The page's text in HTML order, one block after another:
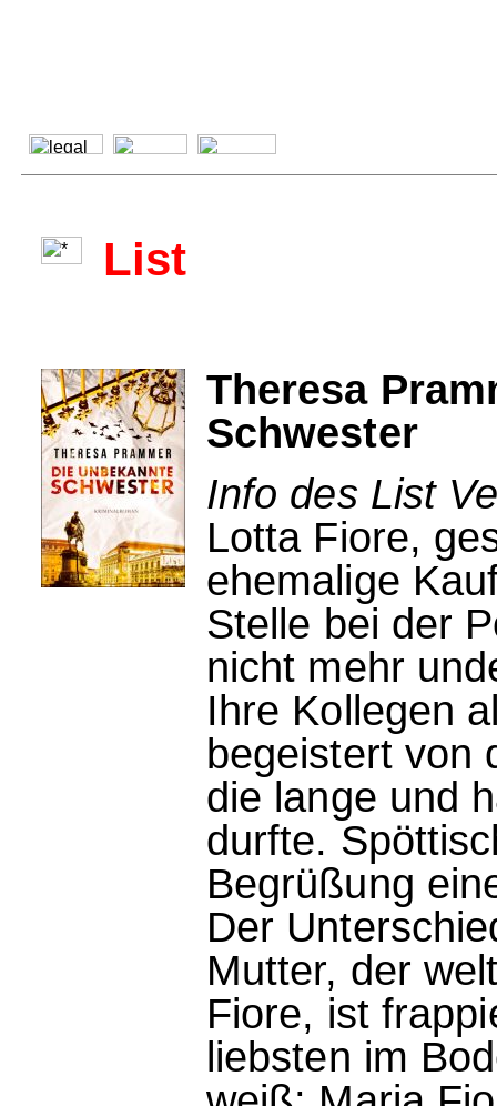
List
Theresa
Schwester
Info des List
Lotta Fiore,
ehemalige
Stelle bei der
nicht mehr
Ihre Kollegen
begeistert von
die lange und
durfte.
Begrüßung
Der
Mutter, der
Fiore, ist
liebsten im